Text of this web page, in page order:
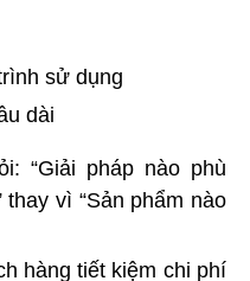
sử dụng
dài
“Giải pháp nào phù
vì “Sản phẩm nào
hàng tiết kiệm chi phí